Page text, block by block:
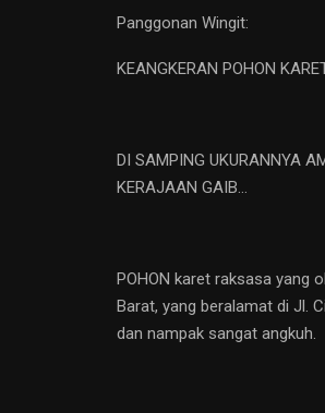
Panggonan Wingit:
KEANGKERAN POHON
DI SAMPING UKURANNYA
KERAJAAN GAIB…
POHON karet raksasa yang
Barat, yang beralamat di Jl.
dan nampak sangat angkuh.